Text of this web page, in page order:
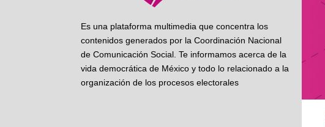
Es una plataforma multimedia que concentra los
contenidos generados por la Coordinación Nacional
de Comunicación Social. Te informamos acerca de la
vida democrática de México y todo lo relacionado a la
organización de los procesos electorales